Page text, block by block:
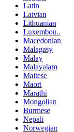
Latin
Latvian
Lithuanian
Luxembou..
Macedonian
Malagasy
Malay
Malayalam
Maltese
Maori
Marathi
Mongolian
Burmese
Nepali
Norwegian